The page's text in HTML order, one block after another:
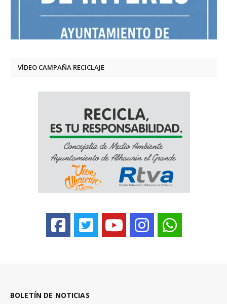
VÍDEO CAMPAÑA RECICLAJE
BOLETÍN DE NOTICIAS